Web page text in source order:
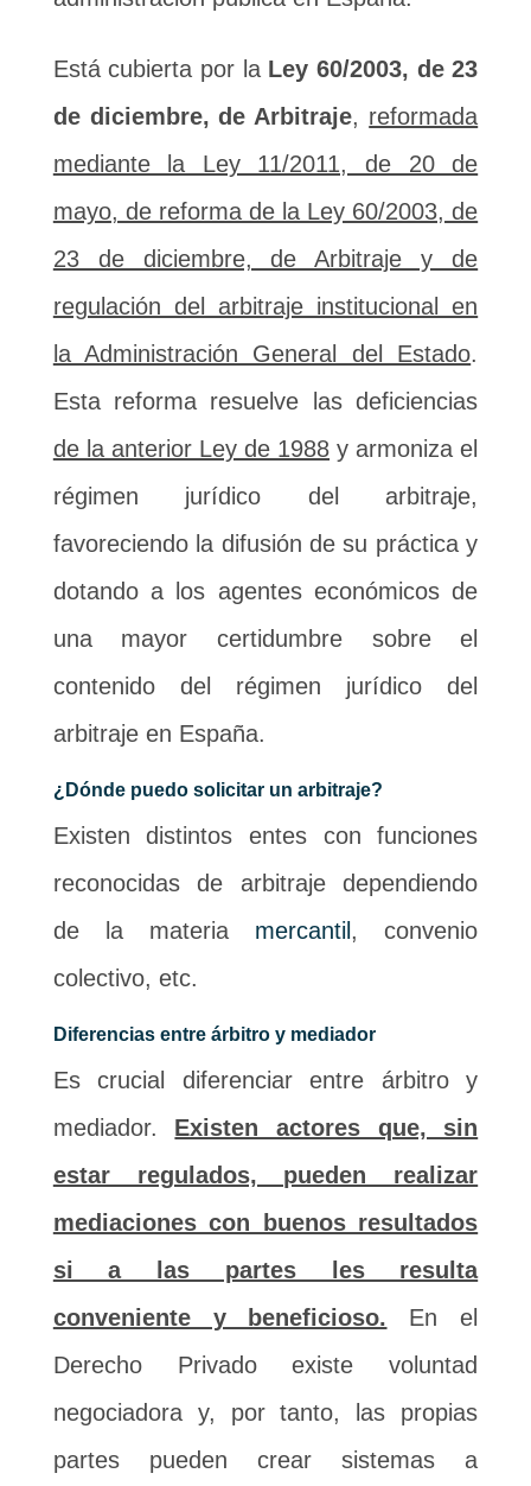
Está cubierta por la Ley 60/2003, de 23
de diciembre, de Arbitraje, reformada
mediante la Ley 11/2011, de 20 de
mayo, de reforma de la Ley 60/2003, de
23 de diciembre, de Arbitraje y de
regulación del arbitraje institucional en
la Administración General del Estado.
Esta reforma resuelve las deficiencias
de la anterior Ley de 1988 y armoniza el
régimen jurídico del arbitraje,
favoreciendo la difusión de su práctica y
dotando a los agentes económicos de
una mayor certidumbre sobre el
contenido del régimen jurídico del
arbitraje en España.
¿Dónde puedo solicitar un arbitraje?
Existen distintos entes con funciones
reconocidas de arbitraje dependiendo
de la materia mercantil , convenio
colectivo, etc.
Diferencias entre árbitro y mediador
Es crucial diferenciar entre árbitro y
mediador. Existen actores que, sin
estar regulados, pueden realizar
mediaciones con buenos resultados
si a las partes les resulta
conveniente y beneficioso.
En el
Derecho Privado existe voluntad
negociadora y, por tanto, las propias
partes pueden crear sistemas a